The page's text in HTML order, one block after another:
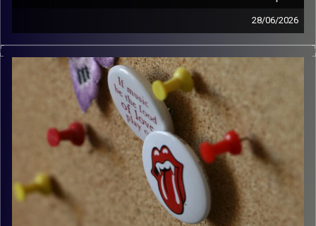
28/06/2026
קלאסיקות רוק עם אורן הוף.
włodi